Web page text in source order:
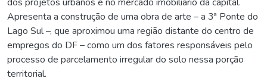
Apresenta a construção de uma obra de arte – a 3ª Ponte do
Lago Sul –, que aproximou uma região distante do centro de
empregos do DF – como um dos fatores responsáveis pelo
processo de parcelamento irregular do solo nessa porção
territorial.